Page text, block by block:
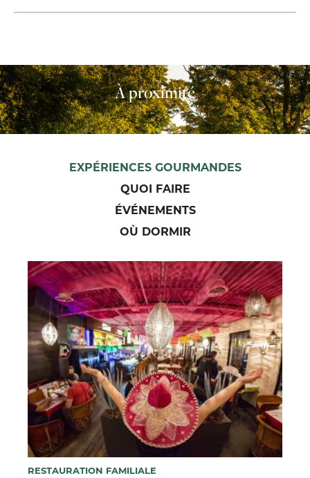
À proximité
EXPÉRIENCES GOURMANDES
QUOI FAIRE
ÉVÉNEMENTS
OÙ DORMIR
RESTAURATION FAMILIALE